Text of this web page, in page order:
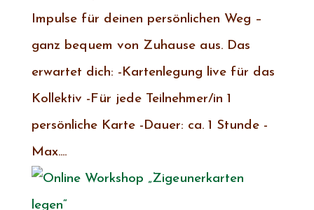
Impulse für deinen persönlichen Weg –
ganz bequem von Zuhause aus. Das
erwartet dich: -Kartenlegung live für das
Kollektiv -Für jede Teilnehmer/in 1
persönliche Karte -Dauer: ca. 1 Stunde -
Max....